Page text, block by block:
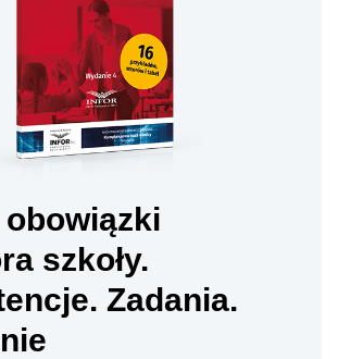
obowiązki
szkoły.
Zadania.